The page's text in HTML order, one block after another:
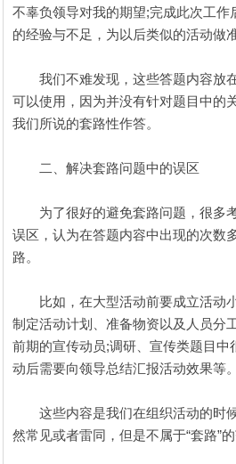
不辜负领导对我的期望;完成此次工作
的经验与不足，为以后类似的活动做准
我们不难发现，这些答题内容放
可以使用，因为并没有针对题目中的
我们所说的套路性作答。
二、解决套路问题中的误区
为了很好的避免套路问题，很多
误区，认为在答题内容中出现的次数
路。
比如，在大型活动前要成立活动
制定活动计划、准备物资以及人员分
前期的宣传动员;调研、宣传类题目中
动后需要向领导总结汇报活动效果等。
这些内容是我们在组织活动的时
然常见或者雷同，但是不属于“套路”的